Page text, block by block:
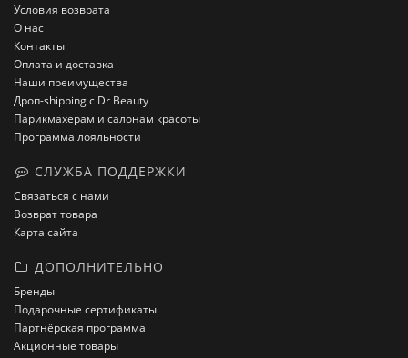
Условия возврата
О нас
Контакты
Оплата и доставка
Наши преимущества
Дроп-shipping с Dr Beauty
Парикмахерам и салонам красоты
Программа лояльности
СЛУЖБА ПОДДЕРЖКИ
Связаться с нами
Возврат товара
Карта сайта
ДОПОЛНИТЕЛЬНО
Бренды
Подарочные сертификаты
Партнёрская программа
Акционные товары